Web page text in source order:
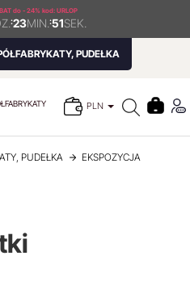
do - 24% kod: URLOP
:23MIN. :51SEK.
PUDEŁKA
PLN
PUDEŁKA
EKSPOZYCJA